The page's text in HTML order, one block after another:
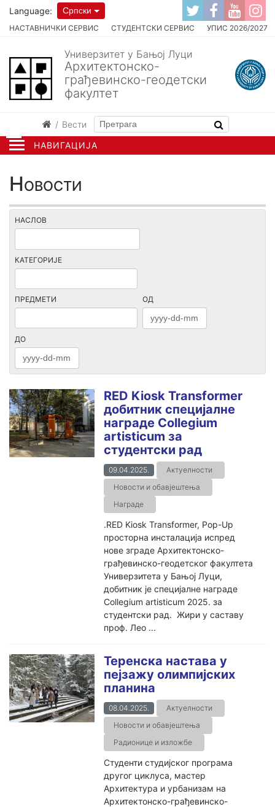
НАВИГАЦИЈА
НАСТАВНИЧКИ СЕРВИС СТУДЕНТСКИ СЕРВИС УПИС 2026/2027
Language: Српски
Универзитет у Бањој Луци
Архитектонско-
грађевинско-геодетски
факултет
Вести
Новости
НАСЛОВ
КАТЕГОРИЈЕ
ПРЕДМЕТИ ОД
ДО
RED Kiosk Transformer
добитник специјалне
награде Collegium
artisticum за
студентски рад
09.04.2025.
Актуелности
Новости и обавјештења
Награде
.RED Kiosk Transformer, Pop-Up
просторна инсталација испред
нове зграде Архитектонско-
грађевинско-геодетског факултета
Универзитета у Бањој Луци,
добитник је специјалне награде
Collegium artisticum 2025. за
студентски рад. Жири у саставу
проф. Лео ...
Теренска настава у
пејзажу олимпијских
планина
08.04.2025.
Актуелности
Новости и обавјештења
Радионице и изложбе
Студенти студијског програма
другог циклуса, мастер
Архитектура и урбанизам на
Архитектонско-грађевинско-